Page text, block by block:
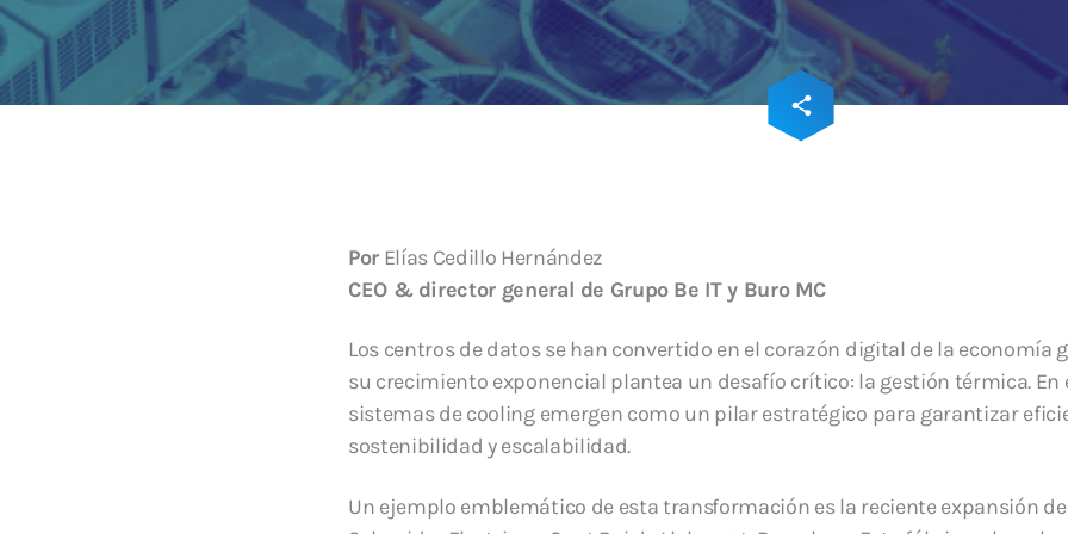
SOC y NOC: el
continuidad
era digital
share
email
PorElías Cedillo Hernández
CEO & director general de Grupo Be IT y Buro MC
Los centros de datos se han convertido en el corazón digital de la economía
su crecimiento exponencial plantea un desafío crítico: la gestión térmica. En
sistemas de cooling emergen como un pilar estratégico para garantizar
sostenibilidad y escalabilidad.
Un ejemplo emblemático de esta transformación es la reciente expansión